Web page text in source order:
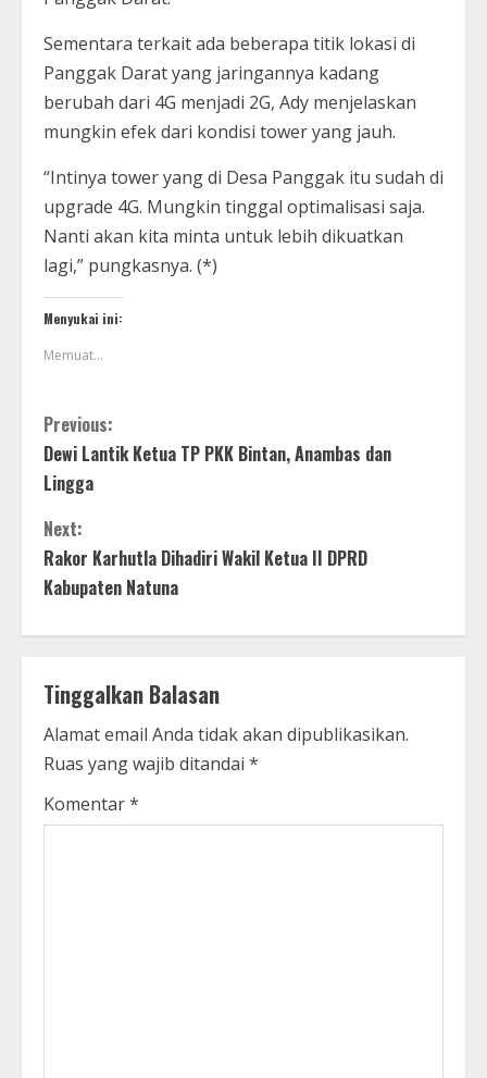
Sementara terkait ada beberapa titik lokasi di
Panggak Darat yang jaringannya kadang
berubah dari 4G menjadi 2G, Ady menjelaskan
mungkin efek dari kondisi tower yang jauh.
“Intinya tower yang di Desa Panggak itu sudah di
upgrade 4G. Mungkin tinggal optimalisasi saja.
Nanti akan kita minta untuk lebih dikuatkan
lagi,” pungkasnya. (*)
Menyukai ini:
Memuat...
Previous:
Dewi Lantik Ketua TP PKK Bintan, Anambas dan
Lingga
Next:
Rakor Karhutla Dihadiri Wakil Ketua II DPRD
Kabupaten Natuna
Tinggalkan Balasan
Alamat email Anda tidak akan dipublikasikan.
Ruas yang wajib ditandai *
Komentar*